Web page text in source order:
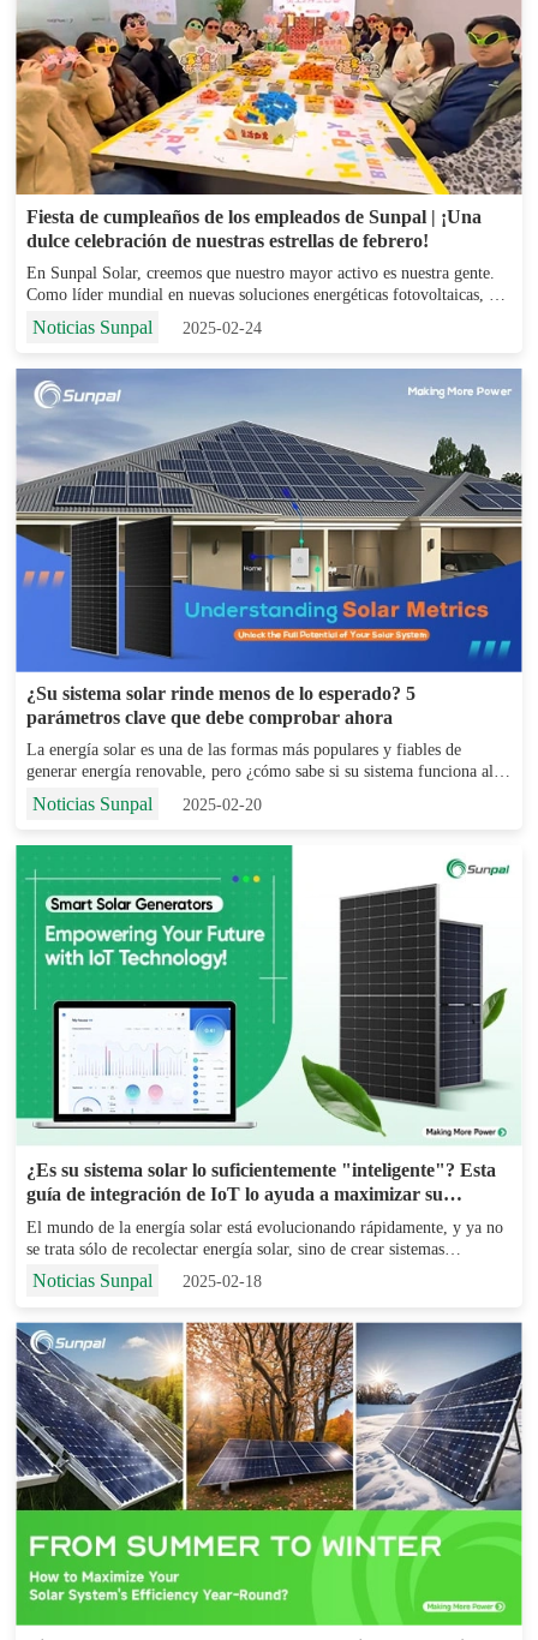
Fiesta de cumpleaños de los empleados de Sunpal | ¡Una
dulce celebración de nuestras estrellas de febrero!
En Sunpal Solar, creemos que nuestro mayor activo es nuestra gente.
Como líder mundial en nuevas soluciones energéticas fotovoltaicas, nos
comprometemos a impulsar la innovación en energías renovables y a
fomentar una cultura de trabajo que priori...
Noticias Sunpal 2025-02-24
¿Su sistema solar rinde menos de lo esperado? 5
parámetros clave que debe comprobar ahora
La energía solar es una de las formas más populares y fiables de
generar energía renovable, pero ¿cómo sabe si su sistema funciona al
máximo de su potencial? ¿Está maximizando su producción de energía,
o su sistema no e...
Noticias Sunpal 2025-02-20
¿Es su sistema solar lo suficientemente "inteligente"? Esta
guía de integración de IoT lo ayuda a maximizar su
potencial
El mundo de la energía solar está evolucionando rápidamente, y ya no
se trata sólo de recolectar energía solar, sino de crear sistemas
inteligentes y eficientes que se adapten a nuestras necesidades y
entornos. Aquí es donde el generador solar inteligente...
Noticias Sunpal 2025-02-18